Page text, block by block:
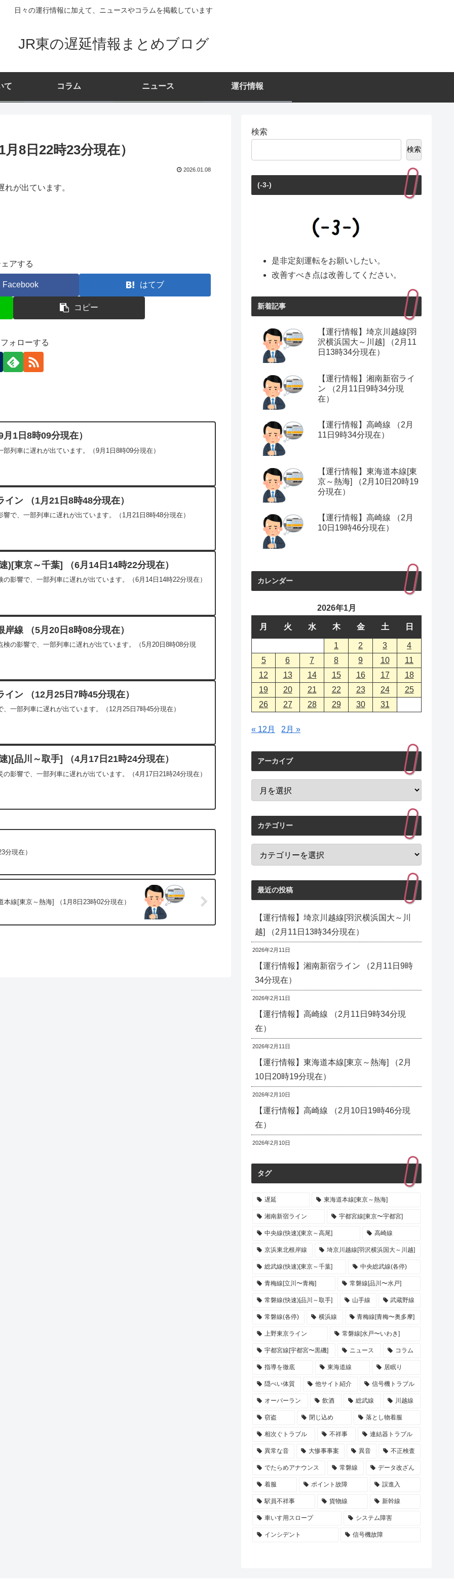
日々の運行情報に加えて、ニュースやコラムを掲載しています
JR東の遅延情報まとめブログ
て コラム ニュース 運行情報
8日22時23分現在）
2026.01.08
が出ています。
ェアする
Facebook はてブ
コピー
ォローする
1日8時09分現在）
列車に遅れが出ています。（9月1日8時09分現在）
イン （1月21日8時48分現在）
で、一部列車に遅れが出ています。（1月21日8時48分現在）
)[東京～千葉] （6月14日14時22分現在）
影響で、一部列車に遅れが出ています。（6月14日14時22分現在）
岸線 （5月20日8時08分現在）
の影響で、一部列車に遅れが出ています。（5月20日8時08分現
イン （12月25日7時45分現在）
一部列車に遅れが出ています。（12月25日7時45分現在）
)[品川～取手] （4月17日21時24分現在）
影響で、一部列車に遅れが出ています。（4月17日21時24分現在）
分現在）
本線[東京～熱海] （1月8日23時02分現在）
検索
検索
(-3-)
是非定刻運転をお願いしたい。
改善すべき点は改善してください。
新着記事
【運行情報】埼京川越線[羽
沢横浜国大～川越] （2月11
日13時34分現在）
【運行情報】湘南新宿ライ
ン （2月11日9時34分現
在）
【運行情報】高崎線 （2月
11日9時34分現在）
【運行情報】東海道本線[東
京～熱海] （2月10日20時19
分現在）
【運行情報】高崎線 （2月
10日19時46分現在）
カレンダー
2026年1月
月 火 水 木 金 土 日
1 2 3
4
5
6 7 8 9 10
11
12
13 14 15 16 17
18
19
20 21 22 23 24
25
26
27 28 29 30 31
« 12月 2月 »
アーカイブ
カテゴリー
最近の投稿
【運行情報】埼京川越線[羽沢横浜国大～川
越] （2月11日13時34分現在）
2026年2月11日
【運行情報】湘南新宿ライン （2月11日9時
34分現在）
2026年2月11日
【運行情報】高崎線 （2月11日9時34分現
在）
2026年2月11日
【運行情報】東海道本線[東京～熱海] （2月
10日20時19分現在）
2026年2月10日
【運行情報】高崎線 （2月10日19時46分現
在）
2026年2月10日
タグ
遅延 東海道本線[東京～熱海]
湘南新宿ライン 宇都宮線[東京〜宇都宮]
中央線(快速)[東京～高尾] 高崎線
京浜東北根岸線 埼京川越線[羽沢横浜国大～川越]
総武線(快速)[東京～千葉] 中央総武線(各停)
青梅線[立川〜青梅] 常磐線[品川〜水戸]
常磐線(快速)[品川～取手] 山手線 武蔵野線
常磐線(各停) 横浜線 青梅線[青梅〜奥多摩]
上野東京ライン 常磐線[水戸〜いわき]
宇都宮線[宇都宮〜黒磯] ニュース コラム
指導を徹底 東海道線 居眠り
隠ぺい体質 他サイト紹介 信号機トラブル
オーバーラン 飲酒 総武線 川越線
窃盗 閉じ込め 落とし物着服
相次ぐトラブル 不祥事 連結器トラブル
異常な音 大惨事事案 異音 不正検査
でたらめアナウンス 常磐線 データ改ざん
着服 ポイント故障 誤進入
駅員不祥事 貨物線 新幹線
車いす用スロープ システム障害
インシデント 信号機故障